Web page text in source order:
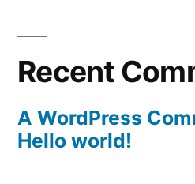
Recent
A WordPress
Hello world!